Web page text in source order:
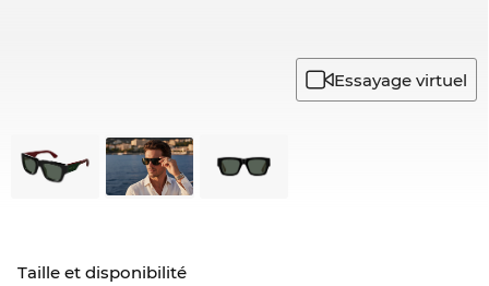
Essayage virtuel
Taille et disponibilité